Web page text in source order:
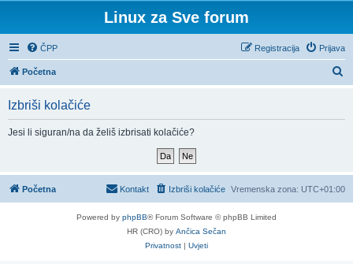
Linux za Sve forum
ČPP Prijava
Registracija
Početna
n
Izbriši kolačiće
Jesi li siguran/na da želiš izbrisati kolačiće?
Početna Vremenska zona: UTC+01:00
Izbriši kolačiće
Kontakt
Powered by phpBB® Forum Software © phpBB Limited
HR (CRO) by Ančica Sečan
Privatnost | Uvjeti